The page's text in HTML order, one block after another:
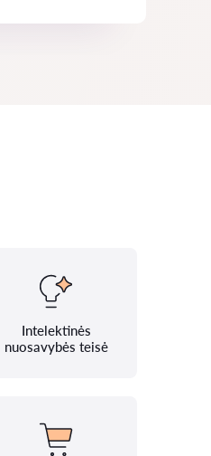
Intelektinės
nuosavybės teisė